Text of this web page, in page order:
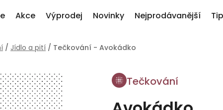
Akce Výprodej Novinky Nejprodávanější
/ Jídlo a pití / Tečkování - Avokádko
Tečkování